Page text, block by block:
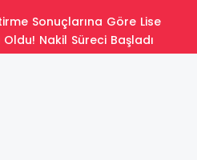
Nakil Süreci Başladı